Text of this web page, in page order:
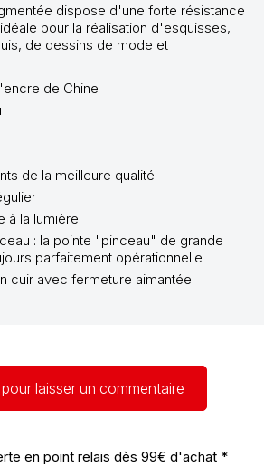
dispose d'une forte résistance
pour la réalisation d'esquisses,
de dessins de mode et
de Chine
de la meilleure qualité
à la lumière
: la pointe "pinceau" de grande
parfaitement opérationnelle
cuir avec fermeture aimantée
laisser un commentaire
en point relais dès 99€ d'achat *